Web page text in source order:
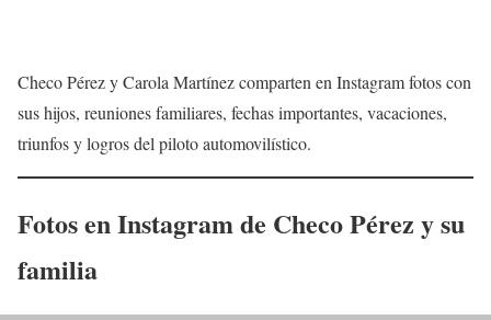
Checo Pérez y Carola Martínez comparten en Instagram fotos con
sus hijos, reuniones familiares, fechas importantes, vacaciones,
triunfos y logros del piloto automovilístico.
Fotos en Instagram de Checo Pérez y su
familia